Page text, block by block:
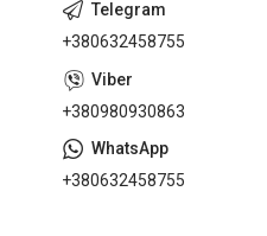
+380632458755
+380980930863
+380632458755